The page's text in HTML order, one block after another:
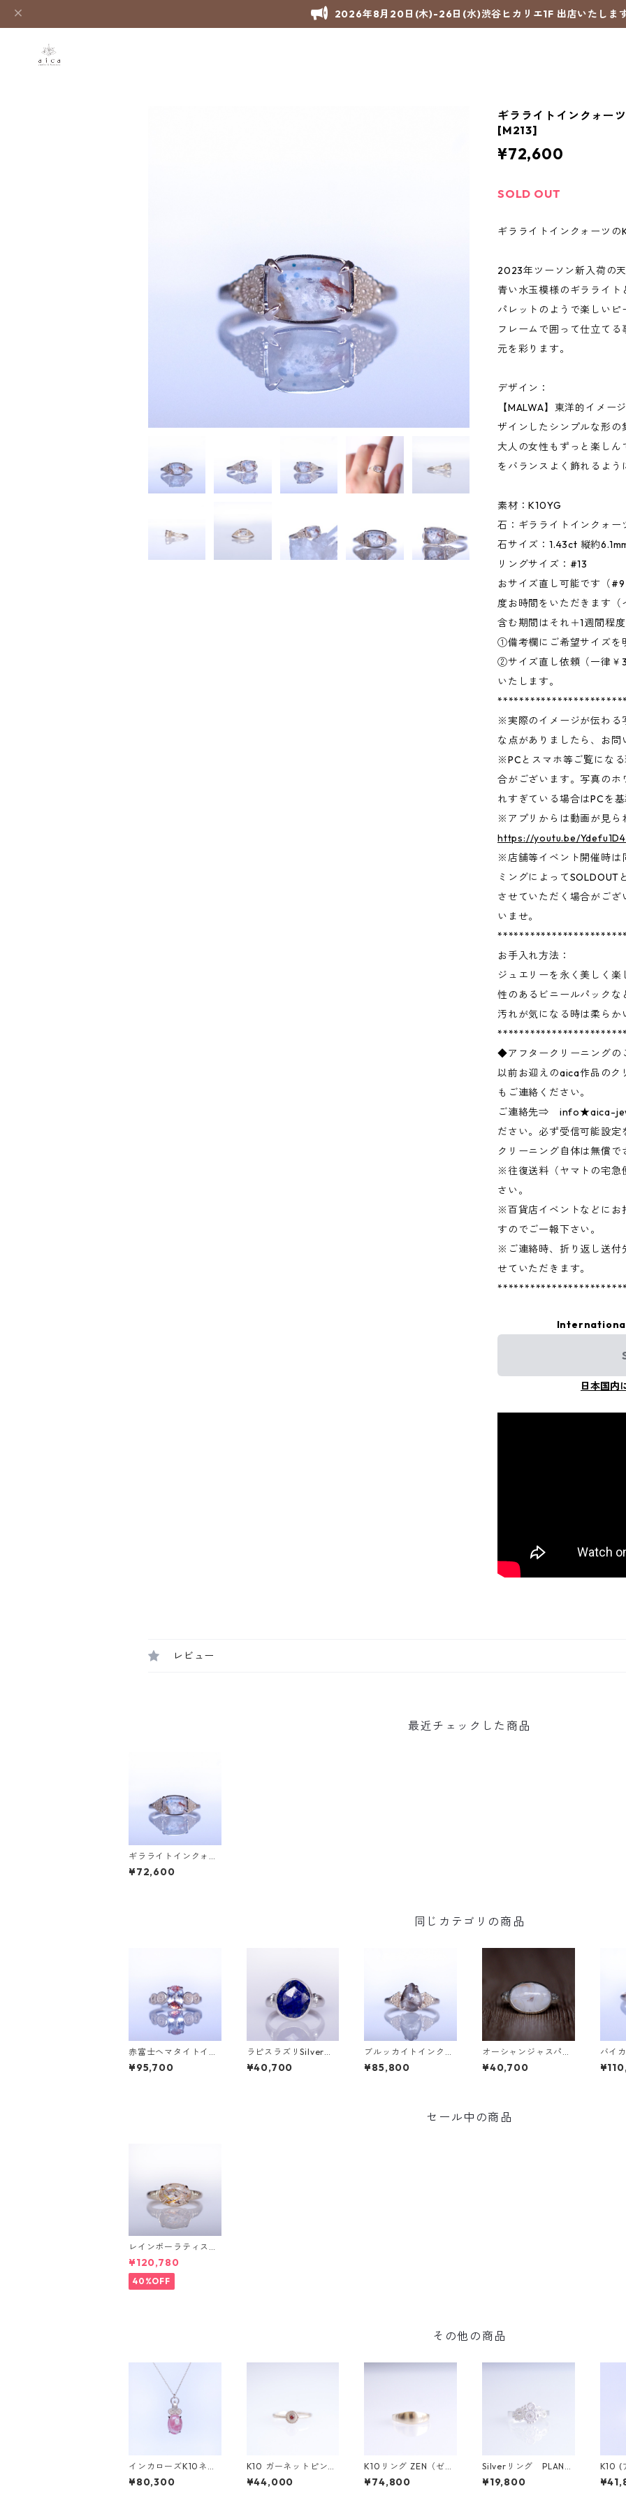
2026年8月20日(木)-26日(水)渋谷ヒカリエ1F 出店いたしま
ギラライトインクォー
[M213]
¥72,600
SOLD OUT
ギラライトインクォーツの
2023年ツーソン新入荷の天
青い水玉模様のギラライト
パレットのようで楽しいピ
フレームで囲って仕立て
元を彩ります。
デザイン：
【MALWA】東洋的イメー
ザインしたシンプルな形の
大人の女性もずっと楽し
をバランスよく飾れるよう
素材：K10YG
石：ギラライトインクォー
石サイズ：1.43ct 縦約
リングサイズ：#13
おサイズ直し可能です（
度お時間をいただきます（
含む期間はそれ＋1週間程度
①備考欄にご希望サイズを
②サイズ直し依頼（一律￥
いたします。
※実際のイメージが伝わる
な点がありましたら、お問
※PCとスマホ等ご覧にな
合がございます。写真の
れすぎている場合はPCを
※アプリからは動画が見
https://youtu.be/
※店舗等イベント開催時は
ミングによってSOLDOUT
させていただく場合がご
いませ。
お手入れ方法：
ジュエリーを永く美しく
性のあるビニールパックな
汚れが気になる時は柔らか
◆アフタークリーニング
以前お迎えのaica作品のク
もご連絡ください。
ご連絡先⇒ info★aica-
ださい。必ず受信可能設定
クリーニング自体は無償で
※往復送料（ヤマトの宅急
さい。
※百貨店イベントなどにお
すのでご一報下さい。
※ご連絡時、折り返し送付
せていただきます。
日本国内
レビュー
最近チェックした商品
ギラライトインクォー
ツK10リング MALWA
(マルワ) [M213]
¥72,600
同じカテゴリの商品
赤富士ヘマタイトイン
クォーツK10リング D
AHMA(ダーマ)[D052]
¥95,700
ラピスラズリSilverリ
ング PAO(パオ）[P00
2]
¥40,700
ブルッカイトインクォ
ーツK10リング MALW
A (マルワ)[M244]
¥85,800
オーシャンジャスパー
Silverリング EPA(エ
パ）[E001]
¥40,700
バイ
＆ダ
TA(フ
セール中の商品
レインボーラティスサ
ンストーン＆ダイヤK1
0リング FATA(ファ
タ）[F019]
¥120,780
40%OFF
その他の商品
インカローズK10ネッ
クレス VAIROCANA
(ヴァイロチャナ） [V
¥80,300
K10 ガーネットピンキ
ーリング/BRAH(ブラ
フ)
¥44,000
K10リング ZEN（ゼ
ン）
¥74,800
Silverリング PLANT
A (プランタ)
¥19,800
K10 (
ヤカ
ンタ